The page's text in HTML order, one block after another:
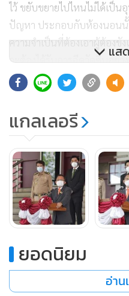
ไว้ ขยับขยายไปไหนไม่ได้เป็น
ปัญหา ประกอบกับห้องนอนนั้
ความจำเป็นที่ต้องเอาผู้ต้องขั
จะต้องได้รับการฉีดวัคซีนอย่า
หน้าเรือนจำทุกแห่งในประเท
ขังติดเชื้อกี่คนและไม่ติดเชื้อกี่
นี้เป็นระยะๆ อย่างน้อยที่สุดอ
ทุกวัน เพื่อให้ประชาชนในแต่
บัญชาการเรือนจำทุกคน จะท
รายวันเพื่อให้ญาติผู้ต้องขังทุ
วัน ไม่เว้นวันหยุดราชการ ตั้ง
รมว.ยุติธรรม กล่าวอีกว่า 10.
ครั้งหน้าที่จะมีมาได้ทุกเมื่อ โ
ของบุคลากรที่ต้องเพิ่ม เช่น
จำนวนมาก รวมทั้งแพทย์ อุ
แส
แกลเลอรี
ยอดนิยม
อ่าน